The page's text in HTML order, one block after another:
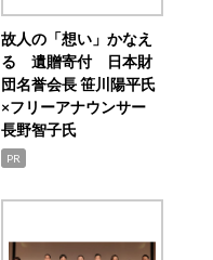
故人の「想い」かなえ
る 遺贈寄付 日本財
団名誉会長 笹川陽平氏
×フリーアナウンサー
長野智子氏
PR